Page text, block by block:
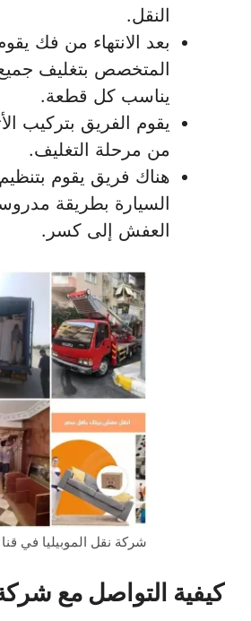
النقل.
بعد الانتهاء من فك
المتخصص بتغليف
يناسب كل قطعة.
يقوم الفريق بتركيب
من مرحلة التغليف.
هناك فريق يقوم
السيارة بطريقة
العفش إلى كسر.
شركة نقل الموبيليا في قنا
كيفية التواصل مع